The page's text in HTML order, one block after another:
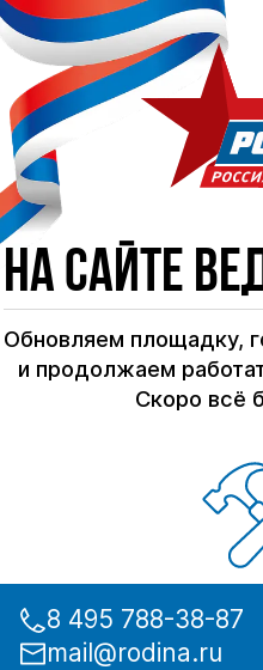
На сайте
Обновляем площадку,
и продолжаем
Скоро всё
8 495 788-38-87
mail@rodina.ru